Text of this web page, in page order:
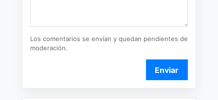
Los comentarios se envían y quedan pendientes de
moderación.
Enviar